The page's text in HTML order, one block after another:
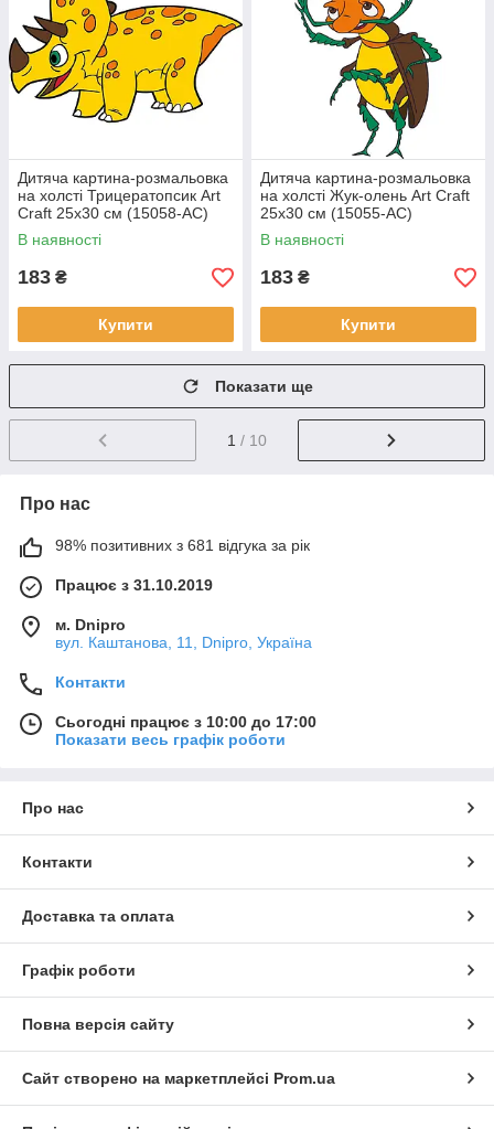
Дитяча картина-розмальовка
на холсті Трицератопсик Art
Craft 25х30 см (15058-AC)
В наявності
183 ₴
Купити
Дитяча картина-розмальовка
на холсті Жук-олень Art Craft
25х30 см (15055-AC)
В наявності
183 ₴
Купити
Показати ще
1 / 10
Про нас
98% позитивних з 681 відгука за рік
Працює з 31.10.2019
м. Dnipro
вул. Каштанова, 11, Dnipro, Україна
Контакти
Сьогодні працює з 10:00 до 17:00
Показати весь графік роботи
Про нас
Контакти
Доставка та оплата
Графік роботи
Повна версія сайту
Сайт створено на маркетплейсі Prom.ua